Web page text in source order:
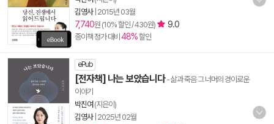
김영사| 2015년 03월
7,740원 (10% 할인 / 430원) 9.0
종이책 정가 대비 48%할인
ePub
[전자책] 나는 보았습니다- 삶과 죽음 그 너머의 경이로운
이야기
박진여 (지은이)
김영사| 2025년 02월